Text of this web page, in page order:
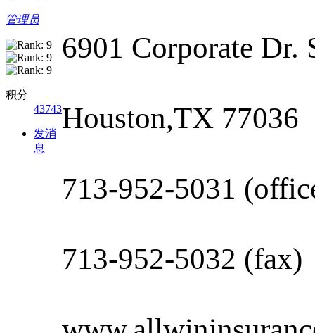
管理员
积分
43743
发消
息
6901 Corporate Dr.
Houston,TX 77036
713-952-5031
713-952-5032 (fax)